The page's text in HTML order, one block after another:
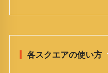
各スクエアの使い方